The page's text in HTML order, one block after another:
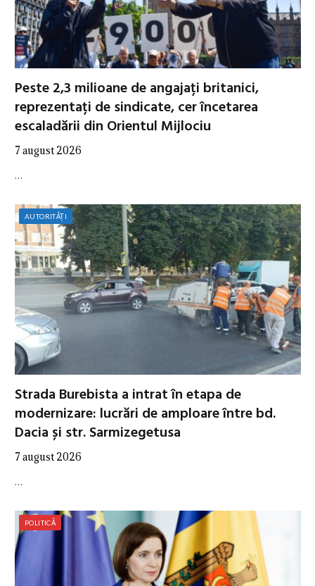
Peste 2,3 milioane de angajați britanici,
reprezentați de sindicate, cer încetarea
escaladării din Orientul Mijlociu
7 august 2026
…
AUTORITĂȚI
Strada Burebista a intrat în etapa de
modernizare: lucrări de amploare între bd.
Dacia și str. Sarmizegetusa
7 august 2026
…
POLITICĂ